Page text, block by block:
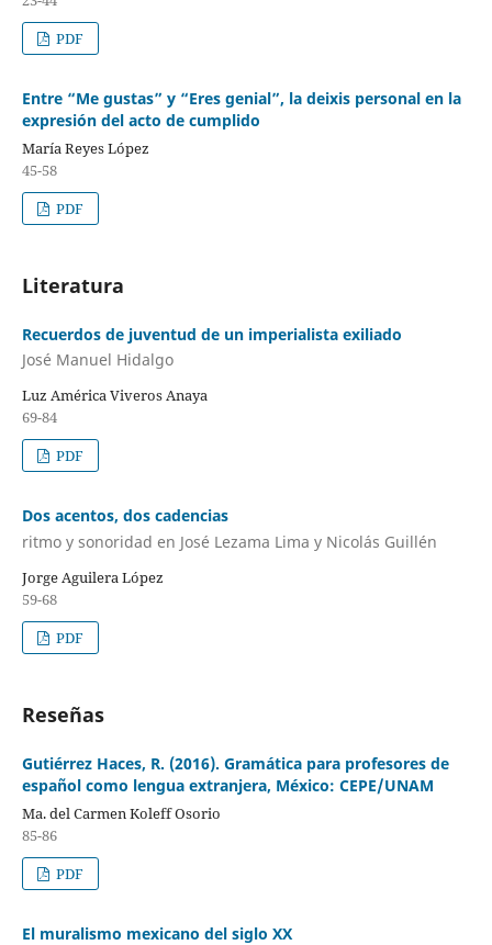
PDF
Entre “Me gustas” y “Eres genial”, la deixis personal en la
expresión del acto de cumplido
María Reyes López
45-58
PDF
Literatura
Recuerdos de juventud de un imperialista exiliado
José Manuel Hidalgo
Luz América Viveros Anaya
69-84
PDF
Dos acentos, dos cadencias
ritmo y sonoridad en José Lezama Lima y Nicolás Guillén
Jorge Aguilera López
59-68
PDF
Reseñas
Gutiérrez Haces, R. (2016). Gramática para profesores de
español como lengua extranjera, México: CEPE/UNAM
Ma. del Carmen Koleff Osorio
85-86
PDF
El muralismo mexicano del siglo XX